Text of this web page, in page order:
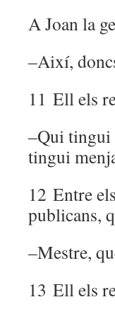
A Joan la
–Així,
11 Ell els
–Qui tingui
tingui
12 Entre
publicans,
–Mestre,
13 Ell els